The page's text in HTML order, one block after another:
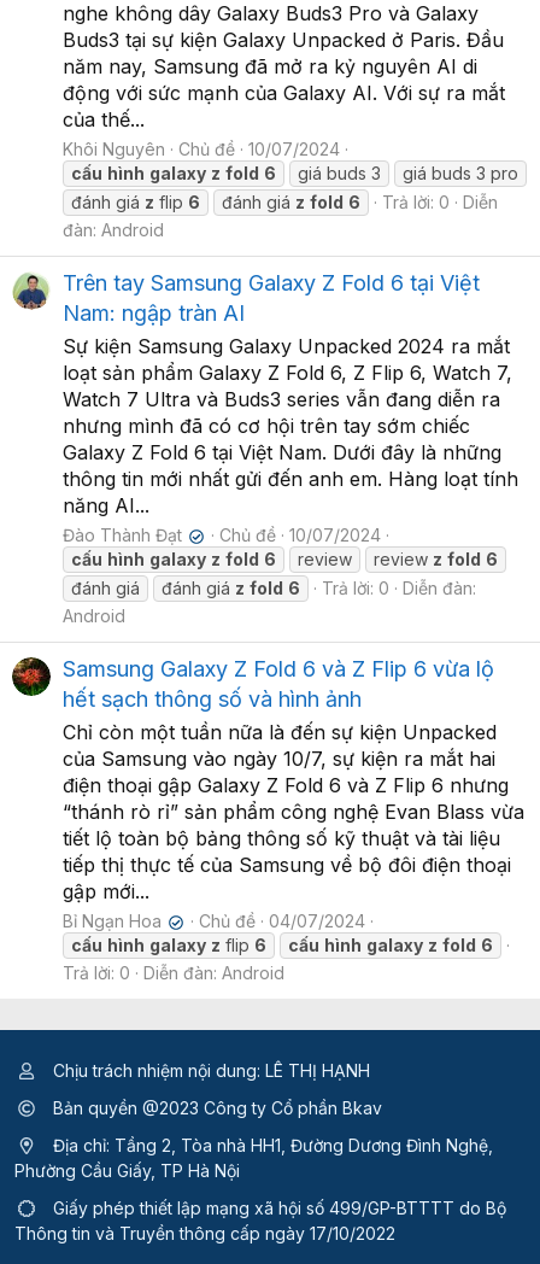
nghe không dây Galaxy Buds3 Pro và Galaxy
Buds3 tại sự kiện Galaxy Unpacked ở Paris. Đầu
năm nay, Samsung đã mở ra kỷ nguyên AI di
động với sức mạnh của Galaxy AI. Với sự ra mắt
của thế...
Khôi Nguyên Chủ đề
10/07/2024
cấu hình galaxy z fold 6 giá buds 3
giá buds 3 pro
đánh giá z flip 6 đánh giá z fold 6 Trả lời: 0
Diễn
đàn: Android
Trên tay Samsung Galaxy Z Fold 6 tại Việt
Nam: ngập tràn AI
Sự kiện Samsung Galaxy Unpacked 2024 ra mắt
loạt sản phẩm Galaxy Z Fold 6, Z Flip 6, Watch 7,
Watch 7 Ultra và Buds3 series vẫn đang diễn ra
nhưng mình đã có cơ hội trên tay sớm chiếc
Galaxy Z Fold 6 tại Việt Nam. Dưới đây là những
thông tin mới nhất gửi đến anh em. Hàng loạt tính
năng AI...
Đào Thành Đạt ✔ Chủ đề
10/07/2024
cấu hình galaxy z fold 6 review review z fold 6
đánh giá
đánh giá z fold 6 Trả lời: 0
Diễn đàn:
Android
Samsung Galaxy Z Fold 6 và Z Flip 6 vừa lộ
hết sạch thông số và hình ảnh
Chỉ còn một tuần nữa là đến sự kiện Unpacked
của Samsung vào ngày 10/7, sự kiện ra mắt hai
điện thoại gập Galaxy Z Fold 6 và Z Flip 6 nhưng
“thánh rò rỉ” sản phẩm công nghệ Evan Blass vừa
tiết lộ toàn bộ bảng thông số kỹ thuật và tài liệu
tiếp thị thực tế của Samsung về bộ đôi điện thoại
gập mới...
Bỉ Ngạn Hoa ✔ Chủ đề
04/07/2024
cấu hình galaxy z flip 6 cấu hình galaxy z fold 6
Trả lời: 0
Diễn đàn: Android
Chịu trách nhiệm nội dung: LÊ THỊ HẠNH
Bản quyền @2023 Công ty Cổ phần Bkav
Địa chỉ: Tầng 2, Tòa nhà HH1, Đường Dương Đình Nghệ,
Phường Cầu Giấy, TP Hà Nội
Giấy phép thiết lập mạng xã hội số 499/GP-BTTTT do Bộ
Thông tin và Truyền thông cấp ngày 17/10/2022